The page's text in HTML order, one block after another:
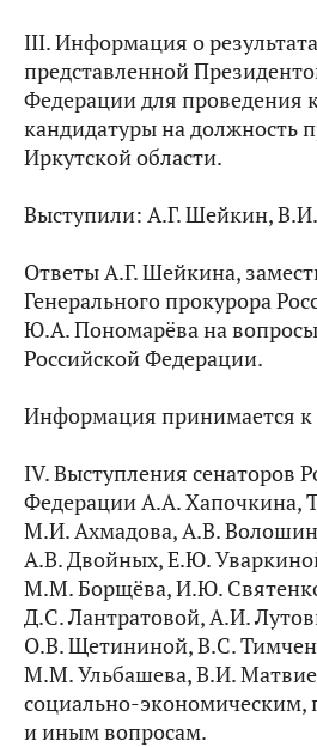
III. Информация о
представленной
Федерации для проведения
кандидатуры на должность
Иркутской области.
Выступили: А.Г. Шейкин,
Ответы А.Г. Шейкина,
Генерального прокурора
Ю.А. Пономарёва на вопросы
Российской Федерации.
Информация принимается к
IV. Выступления сенаторов
Федерации А.А. Хапочкина,
М.И. Ахмадова, А.В.
А.В. Двойных, Е.Ю.
М.М. Борщёва, И.Ю.
Д.С. Лантратовой, А.И.
О.В. Щетининой, В.С.
М.М. Ульбашева, В.И.
социально-экономическим,
и иным вопросам.